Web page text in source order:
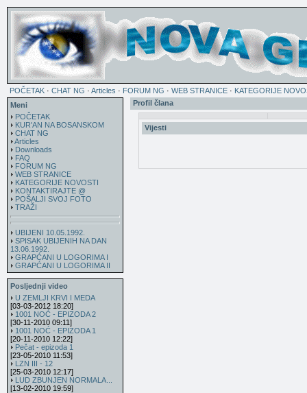
POČETAK · CHAT NG · Articles · FORUM NG · WEB STRANICE · KATEGORIJE
Meni
POČETAK
KUR'AN NA BOSANSKOM
CHAT NG
Articles
Downloads
FAQ
FORUM NG
WEB STRANICE
KATEGORIJE NOVOSTI
KONTAKTIRAJTE @
POŠALJI SVOJ FOTO
TRAŽI
UBIJENI 10.05.1992.
SPISAK UBIJENIH NA DAN
13.06.1992.
GRAPĆANI U LOGORIMA I
GRAPĆANI U LOGORIMA II
Posljednji video
U ZEMLJI KRVI I MEDA
[03-03-2012 18:20]
1001 NOĆ - EPIZODA 2
[30-11-2010 09:11]
1001 NOĆ - EPIZODA 1
[20-11-2010 12:22]
Pečat - epizoda 1
[23-05-2010 11:53]
LZN III - 12
[25-03-2010 12:17]
LUD ZBUNJEN NORMALA...
[13-02-2010 19:59]
Profil člana
Vijesti